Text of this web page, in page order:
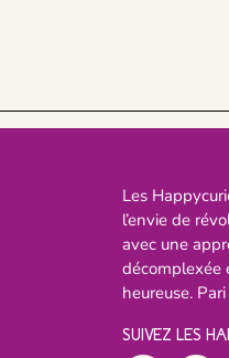
Les
l’envie de
avec une
décomplexée
heureuse.
SUIVEZ LES